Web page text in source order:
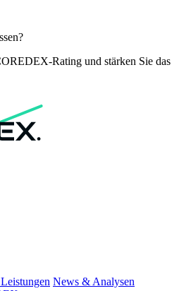
Rating und stärken Sie das
News & Analysen